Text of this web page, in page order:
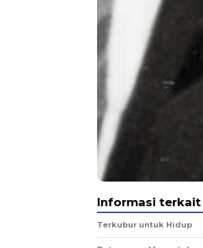
Informasi terkait
Terkubur untuk Hidup